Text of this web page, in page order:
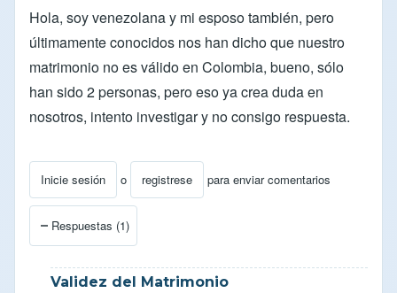
Hola, soy venezolana y mi esposo también, pero
últimamente conocidos nos han dicho que nuestro
matrimonio no es válido en Colombia, bueno, sólo
han sido 2 personas, pero eso ya crea duda en
nosotros, intento investigar y no consigo respuesta.
Inicie sesión o registrese para enviar comentarios
Respuestas (1)
Validez del Matrimonio